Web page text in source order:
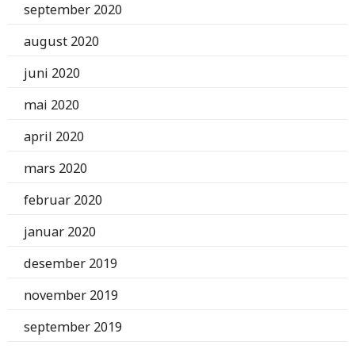
september 2020
august 2020
juni 2020
mai 2020
april 2020
mars 2020
februar 2020
januar 2020
desember 2019
november 2019
september 2019